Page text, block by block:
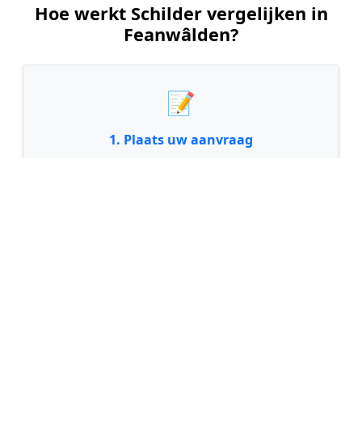
Hoe werkt Schilder vergelijken in
Feanwâlden?
📝
1. Plaats uw aanvraag